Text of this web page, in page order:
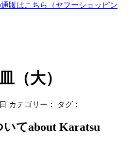
販はこちら（ヤフーショッピン
（大）
カテゴリー： タグ：
いてabout Karatsu